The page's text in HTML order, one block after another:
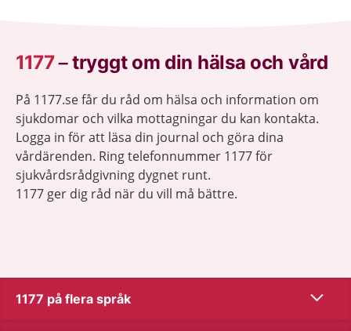
1177–tryggt om din hälsa och vård
På 1177.se får du råd om hälsa och information om
sjukdomar och vilka mottagningar du kan kontakta.
Logga in för att läsa din journal och göra dina
vårdärenden. Ring telefonnummer 1177 för
sjukvårdsrådgivning dygnet runt.
1177 ger dig råd när du vill må bättre.
1177 på flera språk Visa